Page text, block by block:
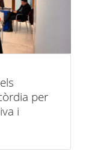
per
i